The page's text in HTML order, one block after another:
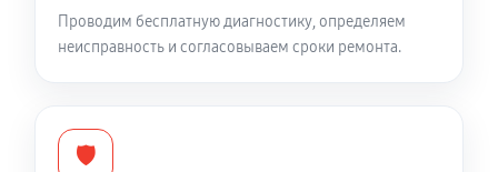
Замена микросхемы усилителя
470 руб 60 минут
Проводим бесплатную диагностику, определяем
неисправность и согласовываем сроки ремонта.
🛡️